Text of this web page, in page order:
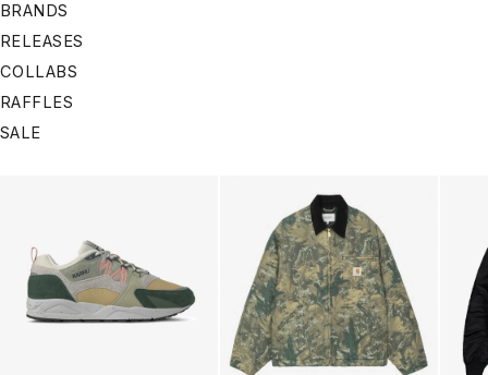
BRANDS
RELEASES
COLLABS
RAFFLES
SALE